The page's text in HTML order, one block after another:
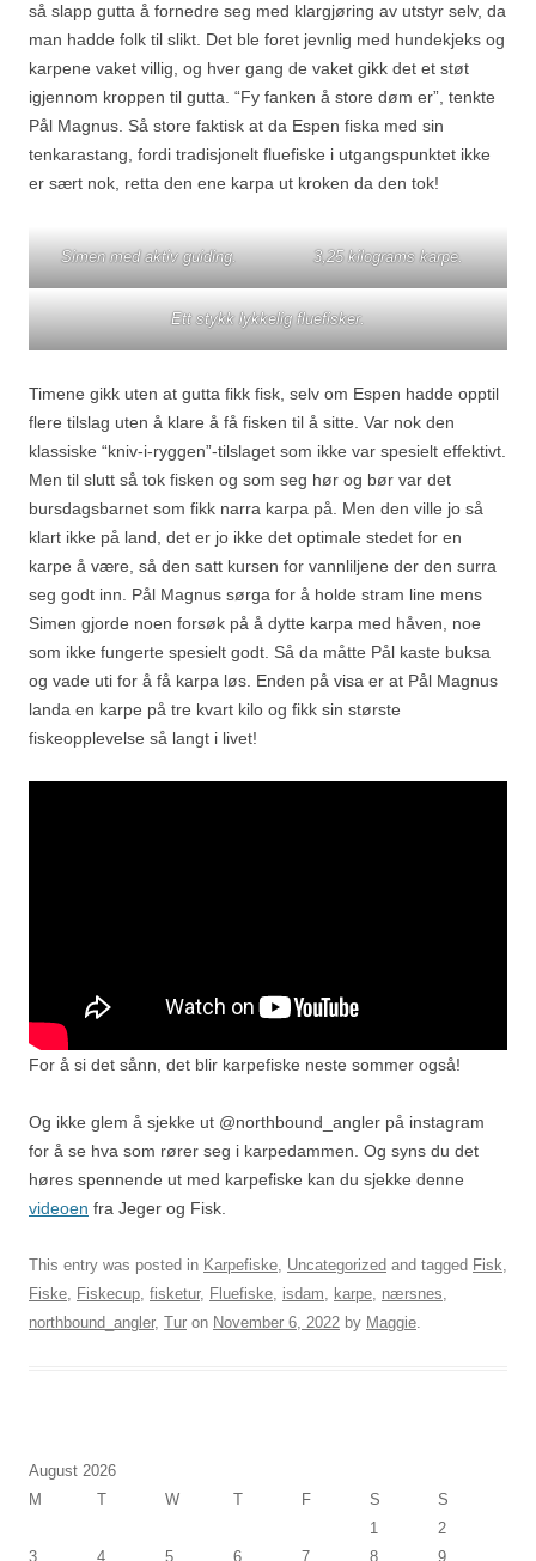
så slapp gutta å fornedre seg med klargjøring av utstyr selv, da
man hadde folk til slikt. Det ble foret jevnlig med hundekjeks og
karpene vaket villig, og hver gang de vaket gikk det et støt
igjennom kroppen til gutta. “Fy fanken å store døm er”, tenkte
Pål Magnus. Så store faktisk at da Espen fiska med sin
tenkarastang, fordi tradisjonelt fluefiske i utgangspunktet ikke
er sært nok, retta den ene karpa ut kroken da den tok!
Simen med aktiv guiding. 3,25 kilograms karpe.
Ett stykk lykkelig fluefisker.
Timene gikk uten at gutta fikk fisk, selv om Espen hadde opptil
flere tilslag uten å klare å få fisken til å sitte. Var nok den
klassiske “kniv-i-ryggen”-tilslaget som ikke var spesielt effektivt.
Men til slutt så tok fisken og som seg hør og bør var det
bursdagsbarnet som fikk narra karpa på. Men den ville jo så
klart ikke på land, det er jo ikke det optimale stedet for en
karpe å være, så den satt kursen for vannliljene der den surra
seg godt inn. Pål Magnus sørga for å holde stram line mens
Simen gjorde noen forsøk på å dytte karpa med håven, noe
som ikke fungerte spesielt godt. Så da måtte Pål kaste buksa
og vade uti for å få karpa løs. Enden på visa er at Pål Magnus
landa en karpe på tre kvart kilo og fikk sin største
fiskeopplevelse så langt i livet!
For å si det sånn, det blir karpefiske neste sommer også!
Og ikke glem å sjekke ut @northbound_angler på instagram
for å se hva som rører seg i karpedammen. Og syns du det
høres spennende ut med karpefiske kan du sjekke denne
videoen fra Jeger og Fisk.
This entry was posted in Karpefiske, Uncategorized and tagged Fisk,
Fiske, Fiskecup, fisketur, Fluefiske, isdam, karpe, nærsnes,
northbound_angler, Tur on November 6, 2022 by Maggie.
August 2026
M
T W T F S
S
1
2
3
4 5 6 7 8 9